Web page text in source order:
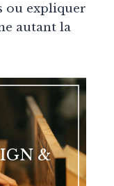
ou expliquer
autant la
&